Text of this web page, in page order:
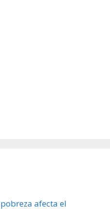
afecta el